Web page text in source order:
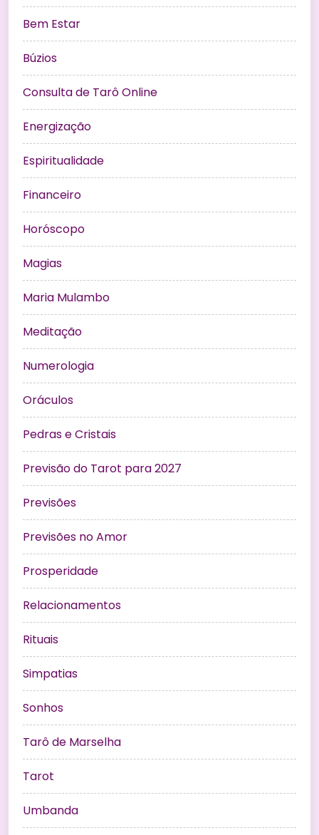
Bem Estar
Búzios
Consulta de Tarô Online
Energização
Espiritualidade
Financeiro
Horóscopo
Magias
Maria Mulambo
Meditação
Numerologia
Oráculos
Pedras e Cristais
Previsão do Tarot para 2027
Previsões
Previsões no Amor
Prosperidade
Relacionamentos
Rituais
Simpatias
Sonhos
Tarô de Marselha
Tarot
Umbanda